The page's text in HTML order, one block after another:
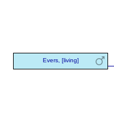
Evers, [living]